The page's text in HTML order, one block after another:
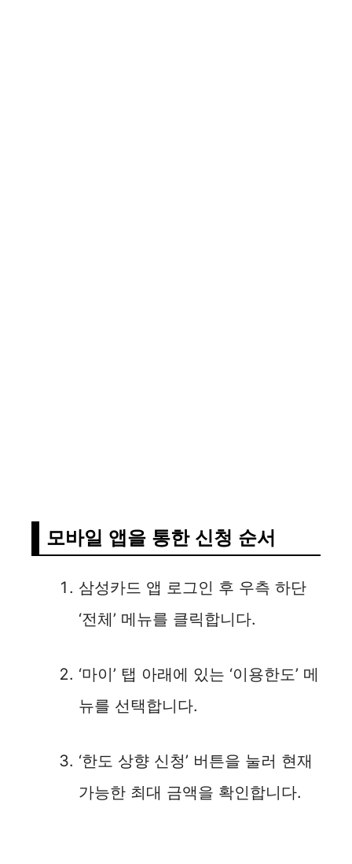
모바일 앱을 통한 신청 순서
삼성카드 앱 로그인 후 우측 하단
‘전체’ 메뉴를 클릭합니다.
‘마이’ 탭 아래에 있는 ‘이용한도’ 메
뉴를 선택합니다.
‘한도 상향 신청’ 버튼을 눌러 현재
가능한 최대 금액을 확인합니다.